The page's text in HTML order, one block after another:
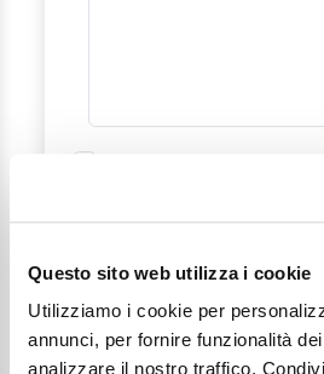
Questo sito web utilizza i cookie
Utilizziamo i cookie per
annunci, per fornire funzionalità
analizzare il nostro traffico.
dellaPrivacy Policy*
Invia